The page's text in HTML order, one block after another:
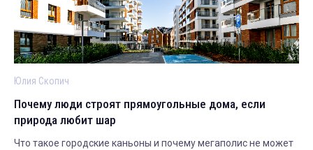
Юлия Скопич
Почему люди строят прямоугольные дома, если
природа любит шар
Что такое городские каньоны и почему мегаполис не может